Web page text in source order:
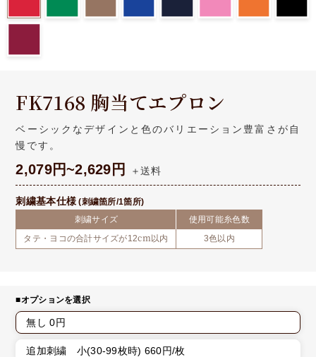
FK7168 胸当てエプロン
ベーシックなデザインと色のバリエーション豊富さが自
慢です。
2,079円~2,629円 ＋送料
刺繍基本仕様 (刺繍箇所/1箇所)
刺繍サイズ
使用可能糸色数
タテ・ヨコの合計サイズが12cm以内
3色以内
■オプションを選択
無し 0円
追加刺繍 小(30-99枚時) 660円/枚